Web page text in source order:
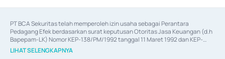
PT BCA Sekuritas telah memperoleh izin usaha sebagai Perantara
Pedagang Efek berdasarkan surat keputusan Otoritas Jasa Keuangan (d.h
Bapepam-LK) Nomor KEP-138/PM/1992 tanggal 11 Maret 1992 dan KEP-
06/D.04/2014 tanggal 28 Februari 2014, izin usaha sebagai Penjamin Emisi
Efek berdasarkan surat keputusan Otoritas Jasa Keuangan Nomor KEP-
LIHAT SELENGKAPNYA